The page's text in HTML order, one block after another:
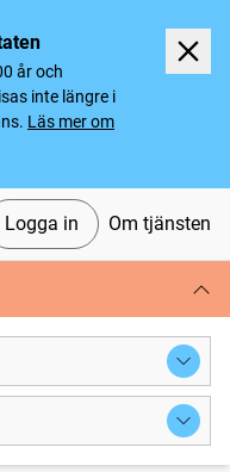
år och
inte längre i
Läs mer om
Logga in Om tjänsten